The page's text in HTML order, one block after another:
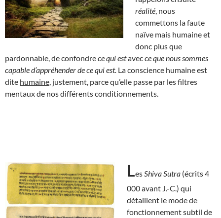
réalité , nous
commettons la faute
naïve mais humaine et
donc plus que
pardonnable, de confondrece qui estavecce que nous sommes
capable d’appréhender de ce qui est. La conscience humaine est
dite humaine , justement, parce qu’elle passe par les filtres
mentaux de nos différents conditionnements.
Les Shiva Sutra (écrits 4
000 avant J.-C.) qui
détaillent le mode de
fonctionnement subtil de